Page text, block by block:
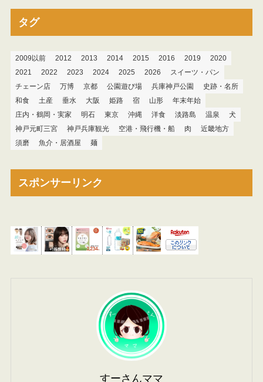
タグ
2009以前 2012 2013 2014 2015 2016 2019
2020
2021
2022 2023 2024 2025 2026
スイーツ・パン
チェーン店
万博 京都 公園遊び場 兵庫神戸公園
史跡・名所
和食
土産 垂水 大阪 姫路 宿 山形
年末年始
庄内・鶴岡・実家
明石 東京 沖縄 洋食 淡路島 温泉
犬
神戸元町三宮
神戸兵庫観光 空港・飛行機・船 肉
近畿地方
須磨
魚介・居酒屋 麺
スポンサーリンク
すーさんママ